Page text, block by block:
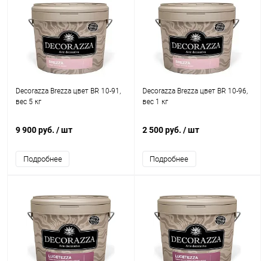
Decorazza Brezza цвет BR 10-91,
вес 5 кг
9 900 руб. / шт
Подробнее
Decorazza Brezza цвет BR 10-96,
вес 1 кг
2 500 руб. / шт
Подробнее